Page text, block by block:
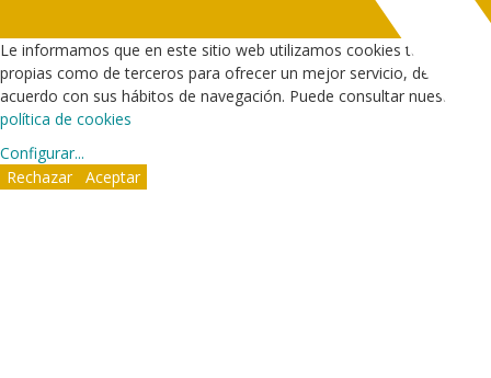
Le informamos que en este sitio web utilizamos cookies tanto
propias como de terceros para ofrecer un mejor servicio, de
acuerdo con sus hábitos de navegación. Puede consultar nuestra
política de cookies
Configurar...
Rechazar
Aceptar